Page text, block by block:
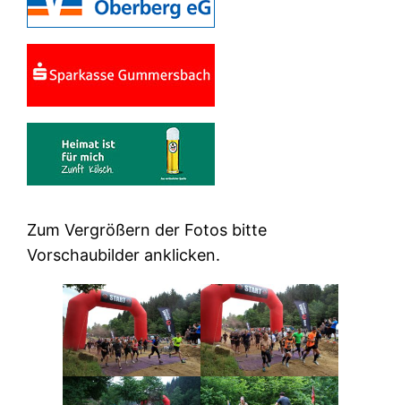
Zum Vergrößern der Fotos bitte
Vorschaubilder anklicken.